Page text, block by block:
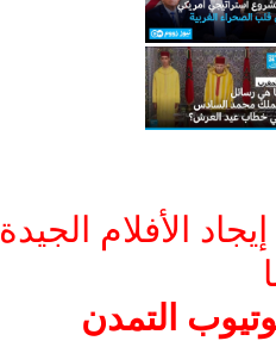
الأفلام الجيدة
التمدن